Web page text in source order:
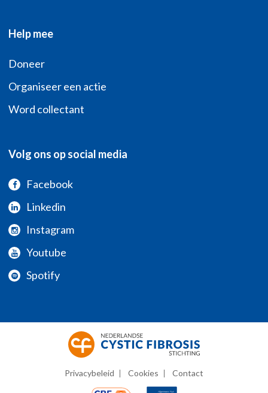
Help mee
Doneer
Organiseer een actie
Word collectant
Volg ons op social media
Facebook
Linkedin
Instagram
Youtube
Spotify
Privacybeleid Cookies Contact